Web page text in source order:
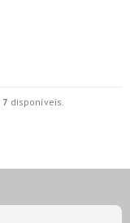
7 disponíveis.